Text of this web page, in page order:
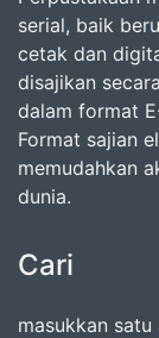
serial, baik
cetak dan
disajikan
dalam format
Format sajian
memudahkan
dunia.
Cari
masukkan